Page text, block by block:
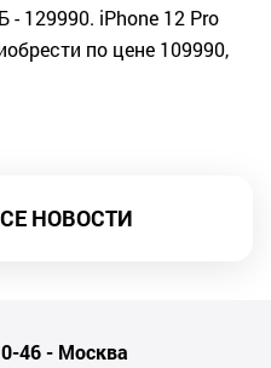
- 129990. iPhone 12 Pro
по цене 109990,
НОВОСТИ
46- Москва